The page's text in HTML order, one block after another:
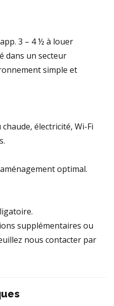
3 – 4 ½ à louer
dans un secteur
simple et
électricité, Wi-Fi
optimal.
supplémentaires ou
nous contacter par